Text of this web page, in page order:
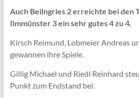
Auch Beilngries 2 erreichte bei den
Ilmmünster 3 ein sehr gutes 4 zu 4.
Kirsch Reimund, Lobmeier Andreas
gewannen ihre Spiele.
Gillig Michael und Riedl Reinhard
Punkt zum Endstand bei.